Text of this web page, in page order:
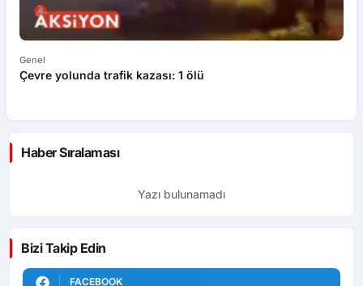
Genel
Çevre yolunda trafik kazası: 1 ölü
Haber Sıralaması
Yazı bulunamadı
Bizi Takip Edin
FACEBOOK